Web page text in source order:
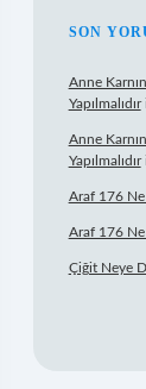
SON
Anne
Yapılmalıdır
Anne
Yapılmalıdır
Araf 176
Araf 176
Çiğit Neye